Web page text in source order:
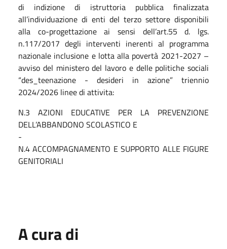
di indizione di istruttoria pubblica finalizzata
all’individuazione di enti del terzo settore disponibili
alla co-progettazione ai sensi dell’art.55 d. lgs.
n.117/2017 degli interventi inerenti al programma
nazionale inclusione e lotta alla povertà 2021-2027 –
avviso del ministero del lavoro e delle politiche sociali
“des_teenazione - desideri in azione” triennio
2024/2026 linee di attivita:
N.3 AZIONI EDUCATIVE PER LA PREVENZIONE
DELL’ABBANDONO SCOLASTICO E
-
N.4 ACCOMPAGNAMENTO E SUPPORTO ALLE FIGURE
GENITORIALI
A cura di